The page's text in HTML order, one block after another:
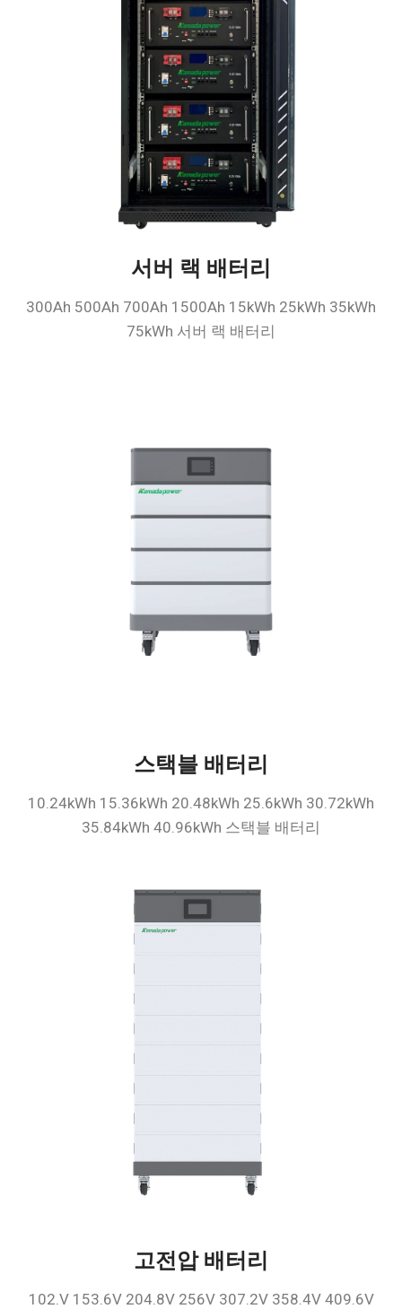
서버 랙 배터리
300Ah 500Ah 700Ah 1500Ah 15kWh 25kWh 35kWh
75kWh 서버 랙 배터리
스택블 배터리
10.24kWh 15.36kWh 20.48kWh 25.6kWh 30.72kWh
35.84kWh 40.96kWh 스택블 배터리
고전압 배터리
102.V 153.6V 204.8V 256V 307.2V 358.4V 409.6V